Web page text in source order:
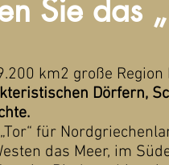
Sie das
km2 große
Dörfern,
für
das Meer, im